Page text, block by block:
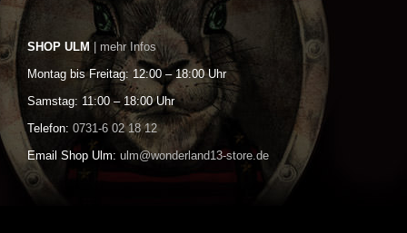
SHOP ULM | mehr Infos
Montag bis Freitag: 12:00 – 18:00 Uhr
Samstag: 11:00 – 18:00 Uhr
Telefon: 0731-6 02 18 12
Email Shop Ulm: ulm@wonderland13-store.de